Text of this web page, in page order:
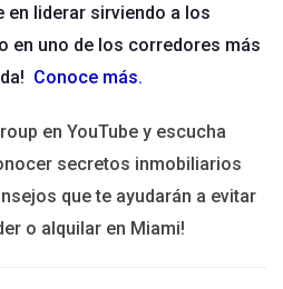
comisiones
variar significativamente
comerciales pueden
de comisión.
Agentes con más experiencia
tasas.
éxito
en liderar sirviendo a los
en uno de los corredores más
Conoce más.
en YouTube y escucha
secretos inmobiliarios
que te ayudarán a evitar
o alquilar en Miami!